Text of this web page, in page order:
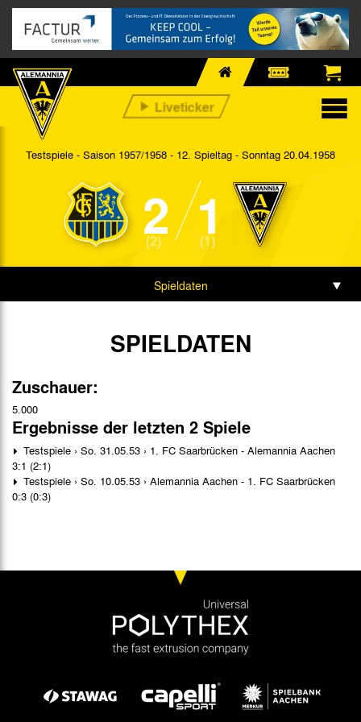
Testspiele - Saison 1957/1958 - 12. Spieltag - Sonntag 20.04.1958
2
(2) 1
(1)
Spieldaten
SPIELDATEN
Zuschauer:
5.000
Ergebnisse der letzten 2 Spiele
Testspiele › So. 31.05.53 › 1. FC Saarbrücken - Alemannia Aachen
3:1 (2:1)
Testspiele › So. 10.05.53 › Alemannia Aachen - 1. FC Saarbrücken
0:3 (0:3)